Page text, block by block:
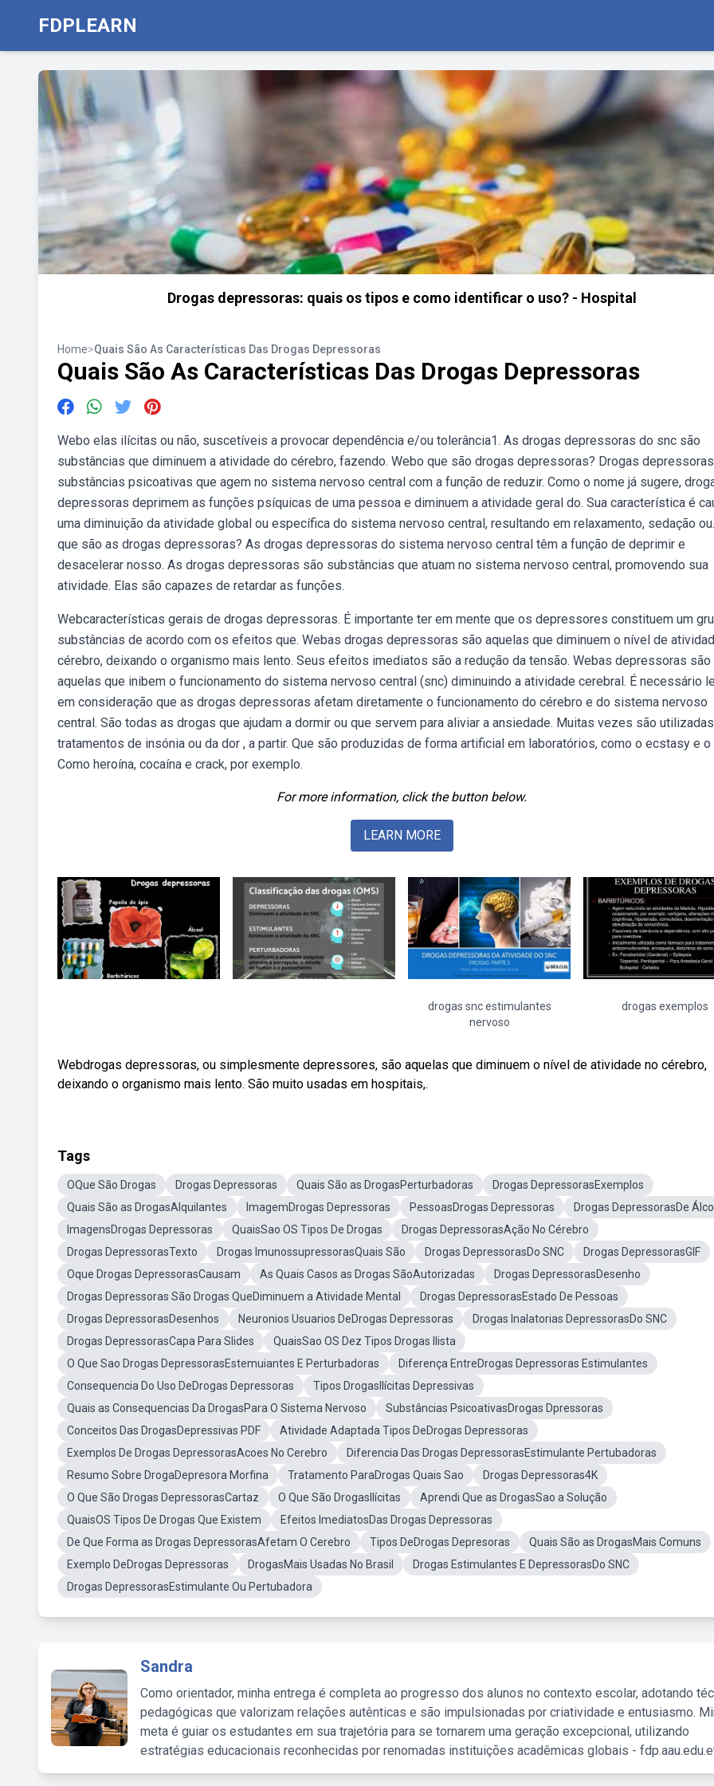
FDPLEARN
Drogas depressoras: quais os tipos e como identificar o uso? - Hospital
Home>Quais São As Características Das Drogas Depressoras
Quais São As Características Das Drogas Depressoras
Webo elas ilícitas ou não, suscetíveis a provocar dependência e/ou tolerância1. As drogas depressoras do snc são
substâncias que diminuem a atividade do cérebro, fazendo. Webo que são drogas depressoras? Drogas
substâncias psicoativas que agem no sistema nervoso central com a função de reduzir. Como o nome já sugere,
depressoras deprimem as funções psíquicas de uma pessoa e diminuem a atividade geral do. Sua característica é
uma diminuição da atividade global ou específica do sistema nervoso central, resultando em relaxamento, sedação
que são as drogas depressoras? As drogas depressoras do sistema nervoso central têm a função de deprimir e
desacelerar nosso. As drogas depressoras são substâncias que atuam no sistema nervoso central, promovendo sua
atividade. Elas são capazes de retardar as funções.
Webcaracterísticas gerais de drogas depressoras. É importante ter em mente que os depressores constituem um
substâncias de acordo com os efeitos que. Webas drogas depressoras são aquelas que diminuem o nível de
cérebro, deixando o organismo mais lento. Seus efeitos imediatos são a redução da tensão. Webas depressoras são
aquelas que inibem o funcionamento do sistema nervoso central (snc) diminuindo a atividade cerebral. É necessário
em consideração que as drogas depressoras afetam diretamente o funcionamento do cérebro e do sistema nervoso
central. São todas as drogas que ajudam a dormir ou que servem para aliviar a ansiedade. Muitas vezes são
tratamentos de insónia ou da dor , a partir. Que são produzidas de forma artificial em laboratórios, como o ecstasy e o
Como heroína, cocaína e crack, por exemplo.
For more information, click the button below.
LEARN MORE
drogas snc estimulantes
nervoso
drogas exemplos
Webdrogas depressoras, ou simplesmente depressores, são aquelas que diminuem o nível de atividade no cérebro,
deixando o organismo mais lento. São muito usadas em hospitais,.
Tags
OQue São Drogas Drogas Depressoras Quais São as DrogasPerturbadoras
Drogas DepressorasExemplos
Quais São as DrogasAlquilantes
ImagemDrogas Depressoras PessoasDrogas Depressoras
Drogas DepressorasDe
ImagensDrogas Depressoras
QuaisSao OS Tipos De Drogas
Drogas DepressorasAção No Cérebro
Drogas DepressorasTexto
Drogas ImunossupressorasQuais São Drogas DepressorasDo SNC
Drogas DepressorasGIF
Oque Drogas DepressorasCausam
As Quais Casos as Drogas SãoAutorizadas
Drogas DepressorasDesenho
Drogas Depressoras São Drogas QueDiminuem a Atividade Mental
Drogas DepressorasEstado De Pessoas
Drogas DepressorasDesenhos
Neuronios Usuarios DeDrogas Depressoras
Drogas Inalatorias DepressorasDo SNC
Drogas DepressorasCapa Para Slides
QuaisSao OS Dez Tipos Drogas Ilista
O Que Sao Drogas DepressorasEstemuiantes E Perturbadoras
Diferença EntreDrogas Depressoras Estimulantes
Consequencia Do Uso DeDrogas Depressoras
Tipos DrogasIlícitas Depressivas
Quais as Consequencias Da DrogasPara O Sistema Nervoso
Substâncias PsicoativasDrogas Dpressoras
Conceitos Das DrogasDepressivas PDF
Atividade Adaptada Tipos DeDrogas Depressoras
Exemplos De Drogas DepressorasAcoes No Cerebro
Diferencia Das Drogas DepressorasEstimulante Pertubadoras
Resumo Sobre DrogaDepresora Morfina
Tratamento ParaDrogas Quais Sao
Drogas Depressoras4K
O Que São Drogas DepressorasCartaz
O Que São DrogasIlícitas
Aprendi Que as DrogasSao a Solução
QuaisOS Tipos De Drogas Que Existem
Efeitos ImediatosDas Drogas Depressoras
De Que Forma as Drogas DepressorasAfetam O Cerebro
Tipos DeDrogas Depresoras
Quais São as DrogasMais Comuns
Exemplo DeDrogas Depressoras
DrogasMais Usadas No Brasil
Drogas Estimulantes E DepressorasDo SNC
Drogas DepressorasEstimulante Ou Pertubadora
Sandra
Como orientador, minha entrega é completa ao progresso dos alunos no contexto escolar, adotando
pedagógicas que valorizam relações autênticas e são impulsionadas por criatividade e entusiasmo.
meta é guiar os estudantes em sua trajetória para se tornarem uma geração excepcional, utilizando
estratégias educacionais reconhecidas por renomadas instituições acadêmicas globais -